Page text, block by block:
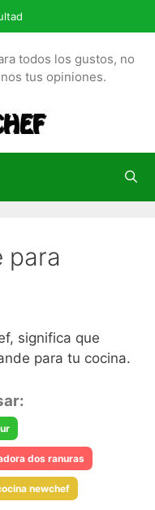
todos los gustos, no
tus opiniones.
para
significa que
para tu cocina.
dos ranuras
newchef